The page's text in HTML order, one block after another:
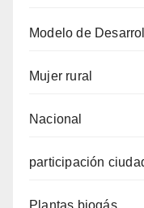
Modelo de
Mujer rural
Nacional
participación
Plantas biogás